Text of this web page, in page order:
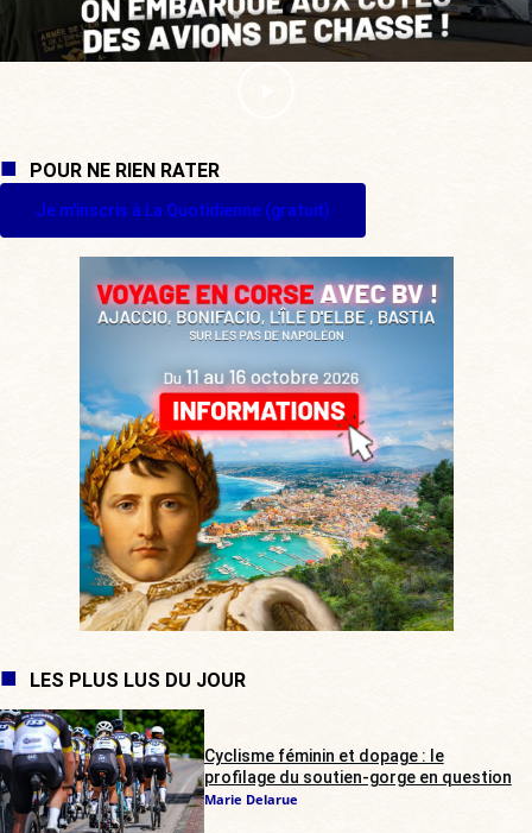
POUR NE RIEN RATER
Je m'inscris à La Quotidienne (gratuit)
LES PLUS LUS DU JOUR
Cyclisme féminin et dopage : le
profilage du soutien-gorge en question
Marie Delarue